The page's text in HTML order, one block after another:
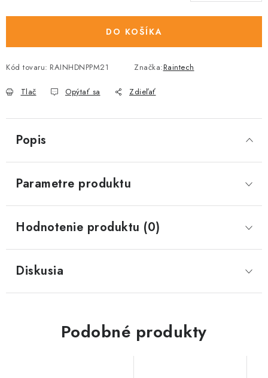
DO KOŠÍKA
Kód tovaru: RAINHDNPPM21 Značka:Raintech
Tlač Opýtať sa Zdieľať
Popis
Parametre produktu
Hodnotenie produktu (0)
Diskusia
Podobné produkty